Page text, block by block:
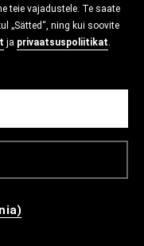
teie vajadustele. Te saate
„Sätted“, ning kui soovite
ja privaatsuspoliitikat.